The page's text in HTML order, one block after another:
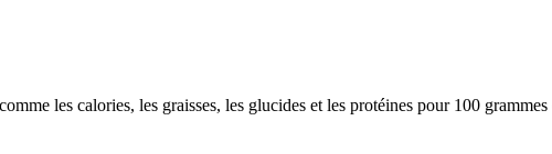
les calories, les graisses, les glucides et les protéines pour 100